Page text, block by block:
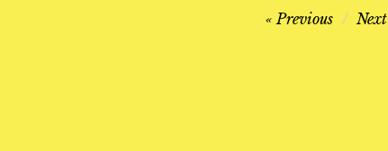
Previous Next